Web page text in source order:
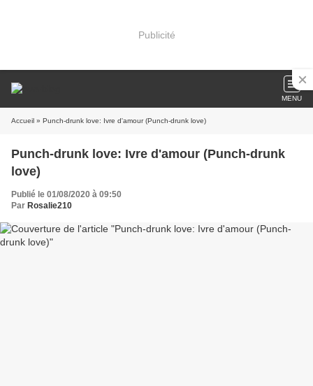
Publicité
MENU
Accueil » Punch-drunk love: Ivre d'amour (Punch-drunk love)
Punch-drunk love: Ivre d'amour (Punch-drunk
love)
Publié le 01/08/2020 à 09:50
Par Rosalie210